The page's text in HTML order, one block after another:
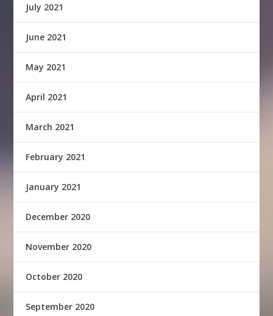
July 2021
June 2021
May 2021
April 2021
March 2021
February 2021
January 2021
December 2020
November 2020
October 2020
September 2020